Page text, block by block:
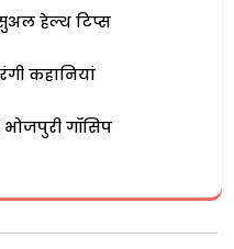
हेल्थ टिप्स
कहानियां
गॉसिप